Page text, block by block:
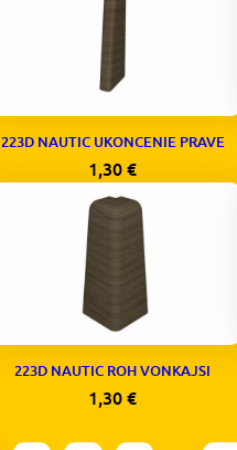
223D NAUTIC UKONCENIE PRAVE
1,30€
223D NAUTIC ROH VONKAJSI
1,30€